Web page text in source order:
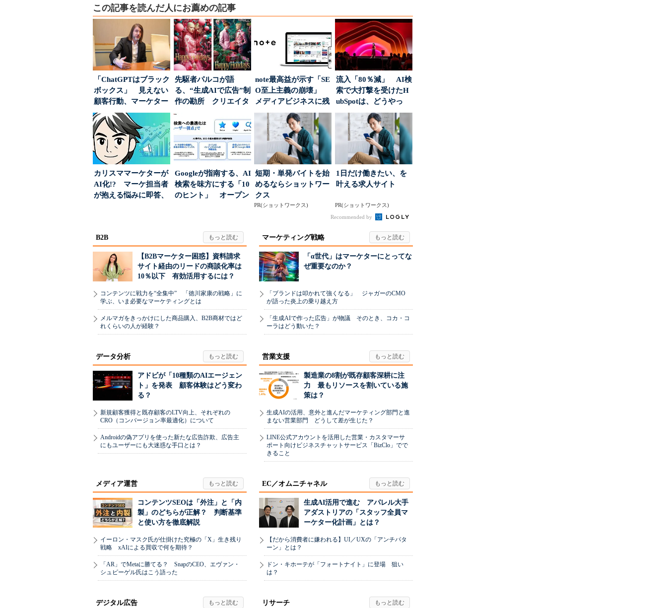
この記事を読んだ人にお薦めの記事
「ChatGPTはブラック
ボックス」 見えない
顧客行動、マーケター
に残された打ち...
先駆者パルコが語
る、“生成AIで広告”制
作の勘所 クリエイタ
ーに残る「重要な役
割...
note最高益が示す「SE
O至上主義の崩壊」
メディアビジネスに残
された“勝ち筋...
流入「80％減」 AI検
索で大打撃を受けたH
ubSpotは、どうやっ
て“未来の顧...
カリスママーケターが
AI化!? マーケ担当者
が抱える悩みに即答、
Googleが指南する、AI
検索を味方にする「10
のヒント」 オープン
短期・単発バイトを始
めるならショットワー
クス
PR(ショットワークス)
1日だけ働きたい、を
叶える求人サイト
PR(ショットワークス)
Recommended by
B2B
【B2Bマーケター困惑】資料請求
サイト経由のリードの商談化率は
10％以下 有効活用するには？
コンテンツに戦力を“全集中” 「徳川家康の戦略」に
学ぶ、いま必要なマーケティングとは
メルマガをきっかけにした商品購入、B2B商材ではど
れくらいの人が経験？
マーケティング戦略
「α世代」はマーケターにとってな
ぜ重要なのか？
「ブランドは叩かれて強くなる」 ジャガーのCMO
が語った炎上の乗り越え方
「生成AIで作った広告」が物議 そのとき、コカ・コ
ーラはどう動いた？
データ分析
アドビが「10種類のAIエージェン
ト」を発表 顧客体験はどう変わ
る？
新規顧客獲得と既存顧客のLTV向上、それぞれの
CRO（コンバージョン率最適化）について
Androidの偽アプリを使った新たな広告詐欺、広告主
にもユーザーにも大迷惑な手口とは？
営業支援
製造業の8割が既存顧客深耕に注
力 最もリソースを割いている施
策は？
生成AIの活用、意外と進んだマーケティング部門と進
まない営業部門 どうして差が生じた？
LINE公式アカウントを活用した営業・カスタマーサ
ポート向けビジネスチャットサービス「BizClo」でで
きること
メディア運営
コンテンツSEOは「外注」と「内
製」のどちらが正解？ 判断基準
と使い方を徹底解説
イーロン・マスク氏が仕掛けた究極の「X」生き残り
戦略 xAIによる買収で何を期待？
「AR」でMetaに勝てる？ SnapのCEO、エヴァン・
シュピーゲル氏はこう語った
EC／オムニチャネル
生成AI活用で進む アパレル大手
アダストリアの「スタッフ全員マ
ーケター化計画」とは？
【だから消費者に嫌われる】UI／UXの「アンチパタ
ーン」とは？
ドン・キホーテが「フォートナイト」に登場 狙い
は？
デジタル広告 リサーチ